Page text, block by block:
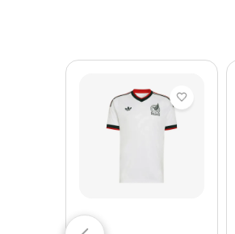
tenis nike